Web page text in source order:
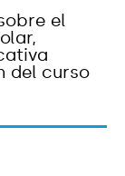
el
del curso